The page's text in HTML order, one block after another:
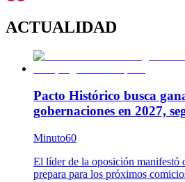
ACTUALIDAD
Pacto Histórico busca
gobernaciones en 2027,
Minuto60
El líder de la oposición manifestó
prepara para los próximos